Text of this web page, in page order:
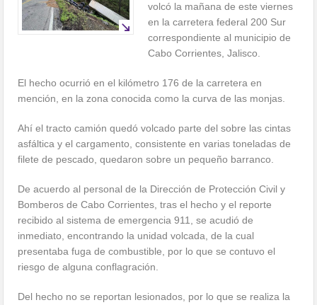
volcó la mañana de este viernes
en la carretera federal 200 Sur
correspondiente al municipio de
Cabo Corrientes, Jalisco.
El hecho ocurrió en el kilómetro 176 de la carretera en
mención, en la zona conocida como la curva de las monjas.
Ahí el tracto camión quedó volcado parte del sobre las cintas
asfáltica y el cargamento, consistente en varias toneladas de
filete de pescado, quedaron sobre un pequeño barranco.
De acuerdo al personal de la Dirección de Protección Civil y
Bomberos de Cabo Corrientes, tras el hecho y el reporte
recibido al sistema de emergencia 911, se acudió de
inmediato, encontrando la unidad volcada, de la cual
presentaba fuga de combustible, por lo que se contuvo el
riesgo de alguna conflagración.
Del hecho no se reportan lesionados, por lo que se realiza la